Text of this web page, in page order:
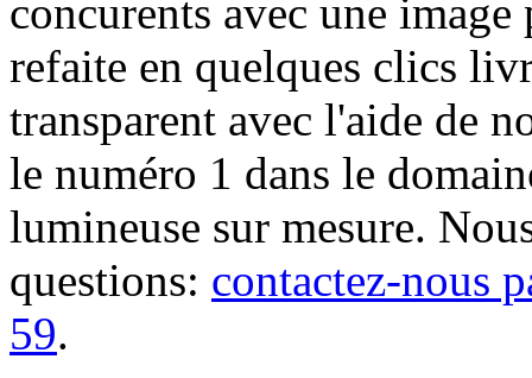
concurents avec une
refaite en quelques clics
transparent avec l'aide de
le numéro 1 dans le
lumineuse sur mesure.
questions: contactez-nous
59.